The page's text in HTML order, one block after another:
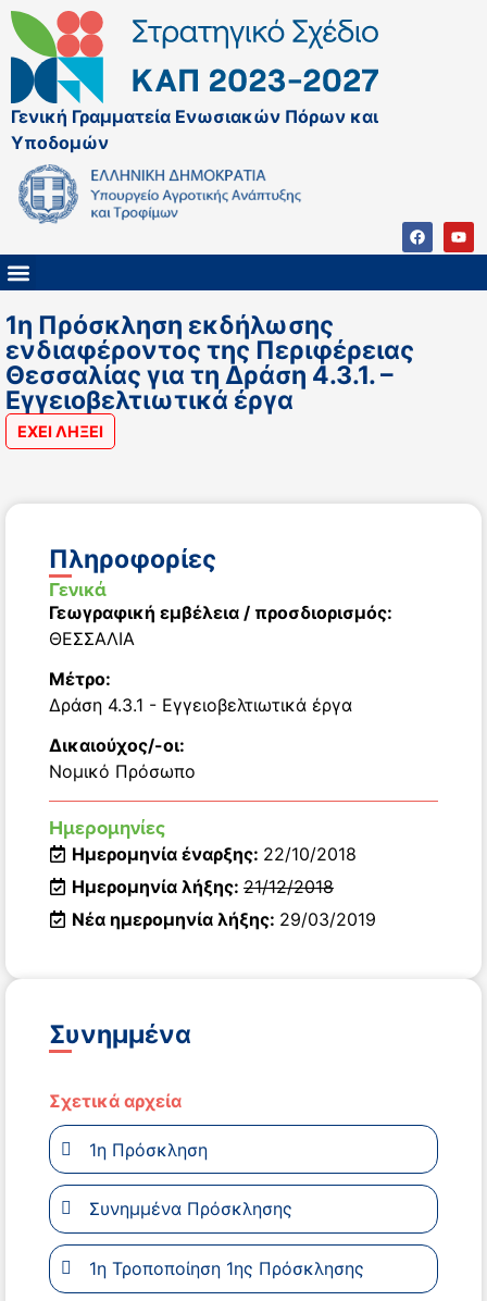
Γενική Γραμματεία Ενωσιακών Πόρων και
Υποδομών
1η Πρόσκληση εκδήλωσης
ενδιαφέροντος της Περιφέρειας
Θεσσαλίας για τη Δράση 4.3.1. –
Εγγειοβελτιωτικά έργα
ΕΧΕΙ ΛΗΞΕΙ
Πληροφορίες
Γενικά
Γεωγραφική εμβέλεια / προσδιορισμός:
ΘΕΣΣΑΛΙΑ
Μέτρο:
Δράση 4.3.1 - Εγγειοβελτιωτικά έργα
Δικαιούχος/-οι:
Νομικό Πρόσωπο
Ημερομηνίες
Ημερομηνία έναρξης: 22/10/2018
Ημερομηνία λήξης: 21/12/2018
Νέα ημερομηνία λήξης: 29/03/2019
Συνημμένα
Σχετικά αρχεία
1η Πρόσκληση
Συνημμένα Πρόσκλησης
1η Τροποποίηση 1ης Πρόσκλησης